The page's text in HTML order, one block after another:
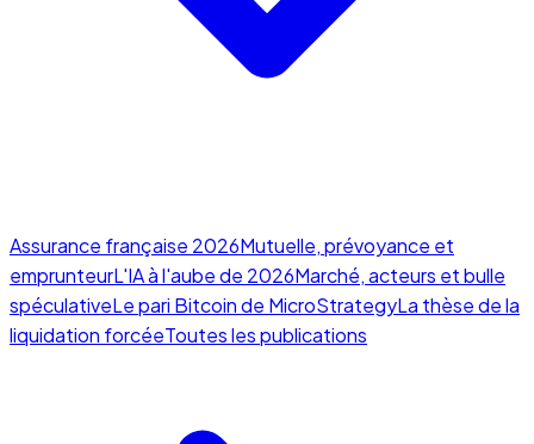
Assurance française 2026Mutuelle, prévoyance et
emprunteurL'IA à l'aube de 2026Marché, acteurs et bulle
spéculativeLe pari Bitcoin de MicroStrategyLa thèse de la
liquidation forcéeToutes les publications